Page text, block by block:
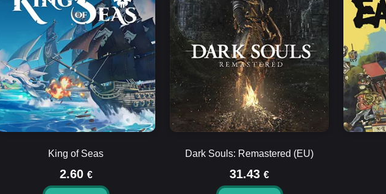
King of Seas
2.60 €
Dark Souls: Remastered (EU)
31.43 €